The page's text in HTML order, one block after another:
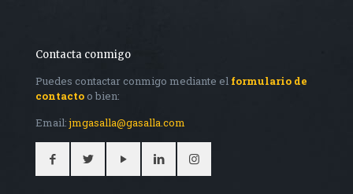
Contacta conmigo
Puedes contactar conmigo mediante el formulario de
contacto o bien:
Email:jmgasalla@gasalla.com